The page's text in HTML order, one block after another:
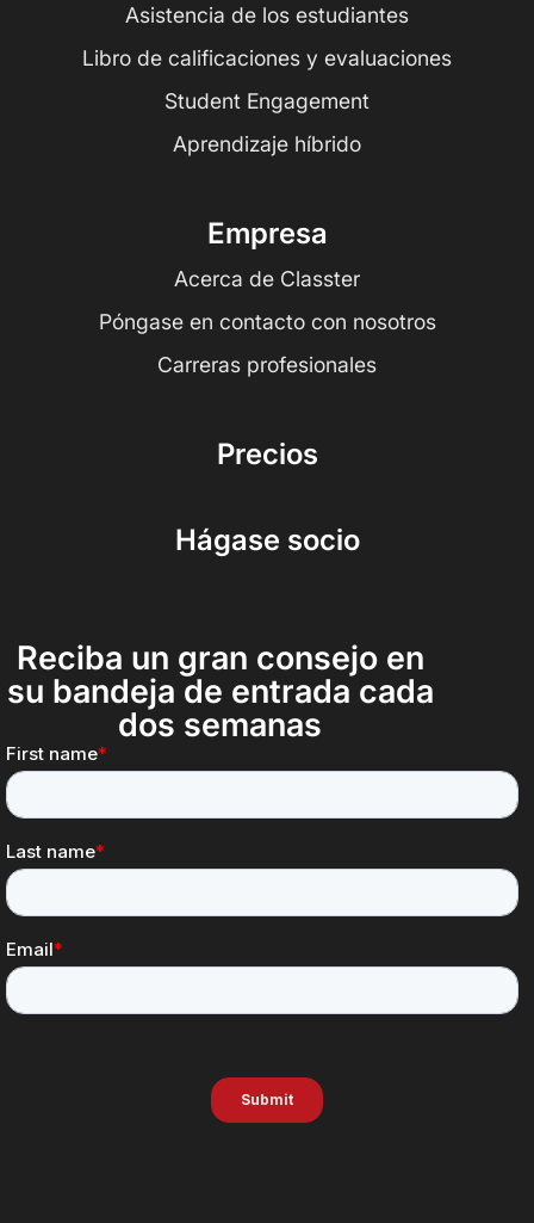
Asistencia de los estudiantes
Libro de calificaciones y evaluaciones
Student Engagement
Aprendizaje híbrido
Empresa
Acerca de Classter
Póngase en contacto con nosotros
Carreras profesionales
Precios
Hágase socio
Reciba un gran consejo en
su bandeja de entrada cada
dos semanas